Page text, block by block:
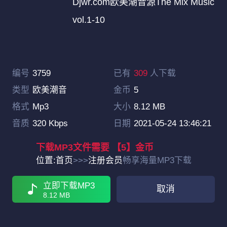
Djwr.com欧美潮音源The Mix Music
vol.1-10
编号 3759
类型 欧美潮音
格式 Mp3
音质 320 Kbps
已有 309 人下载
金币 5
大小 8.12 MB
日期 2021-05-24 13:46:21
下载MP3文件需要 【5】金币
位置:首页>>>注册会员畅享海量MP3下载
立即下载MP3
8.12 MB
取消